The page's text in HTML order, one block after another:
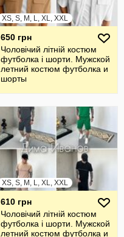
XS, S, M, L, XL, XXL
650 грн
Чоловічий літній костюм
футболка і шорти. Мужской
летний костюм футболка и
шорты
XS, S, M, L, XL, XXL
610 грн
Чоловічий літній костюм
футболка і шорти. Мужской
летний костюм футболка и